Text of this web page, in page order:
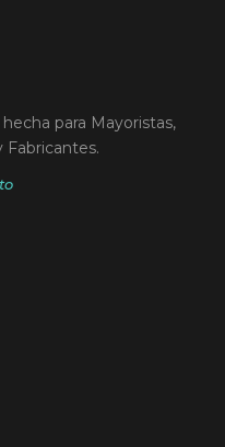
para Mayoristas,
Fabricantes.